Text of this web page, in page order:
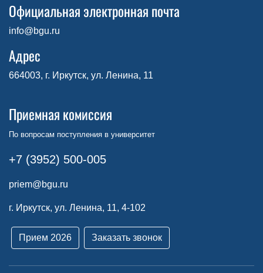
Официальная электронная почта
info@bgu.ru
Адрес
664003, г. Иркутск, ул. Ленина, 11
Приемная комиссия
По вопросам поступления в университет
+7 (3952) 500-005
priem@bgu.ru
г. Иркутск, ул. Ленина, 11, 4-102
Прием 2026 Заказать звонок